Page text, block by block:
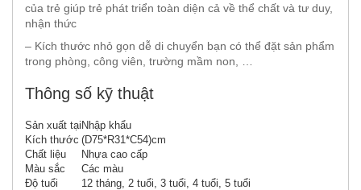
của trẻ giúp trẻ phát triển toàn diện cả về thể chất và tư duy,
nhận thức
– Kích thước nhỏ gọn dễ di chuyển bạn có thể đặt sản phẩm
trong phòng, công viên, trường mầm non, …
Thông số kỹ thuật
Sản xuất tại Nhập khẩu
Kích thước (D75*R31*C54)cm
Chất liệu
Nhựa cao cấp
Màu sắc
Các màu
Độ tuổi
12 tháng, 2 tuổi, 3 tuổi, 4 tuổi, 5 tuổi